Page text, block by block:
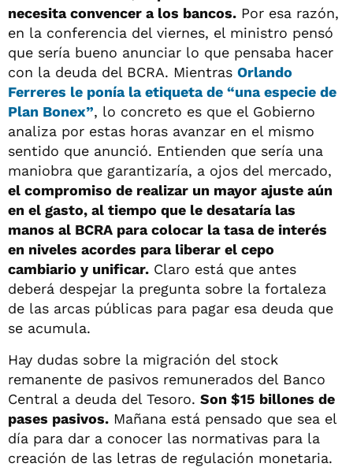
necesita convencer a los bancos. Por esa razón,
en la conferencia del viernes, el ministro pensó
que sería bueno anunciar lo que pensaba hacer
con la deuda del BCRA. Mientras Orlando
Ferreres le ponía la etiqueta de “una especie de
Plan Bonex”, lo concreto es que el Gobierno
analiza por estas horas avanzar en el mismo
sentido que anunció. Entienden que sería una
maniobra que garantizaría, a ojos del mercado,
el compromiso de realizar un mayor ajuste aún
en el gasto, al tiempo que le desataría las
manos al BCRA para colocar la tasa de interés
en niveles acordes para liberar el cepo
cambiario y unificar. Claro está que antes
deberá despejar la pregunta sobre la fortaleza
de las arcas públicas para pagar esa deuda que
se acumula.
Hay dudas sobre la migración del stock
remanente de pasivos remunerados del Banco
Central a deuda del Tesoro. Son $15 billones de
pases pasivos. Mañana está pensado que sea el
día para dar a conocer las normativas para la
creación de las letras de regulación monetaria.